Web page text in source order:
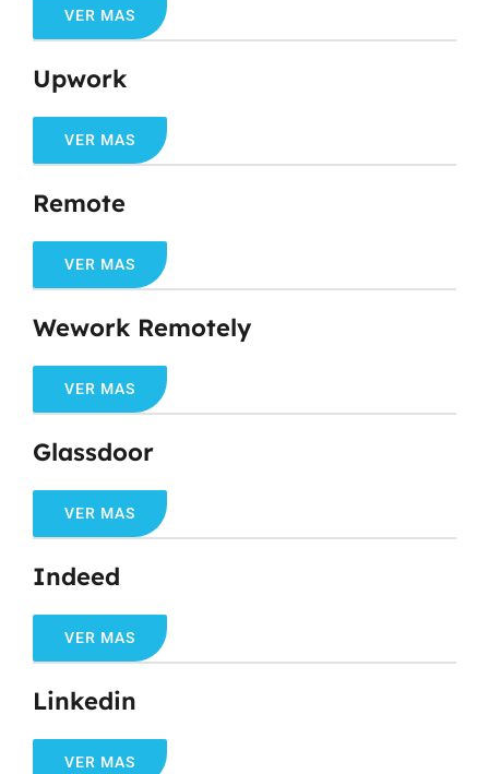
VER MAS
Upwork
VER MAS
Remote
VER MAS
Wework Remotely
VER MAS
Glassdoor
VER MAS
Indeed
VER MAS
Linkedin
VER MAS